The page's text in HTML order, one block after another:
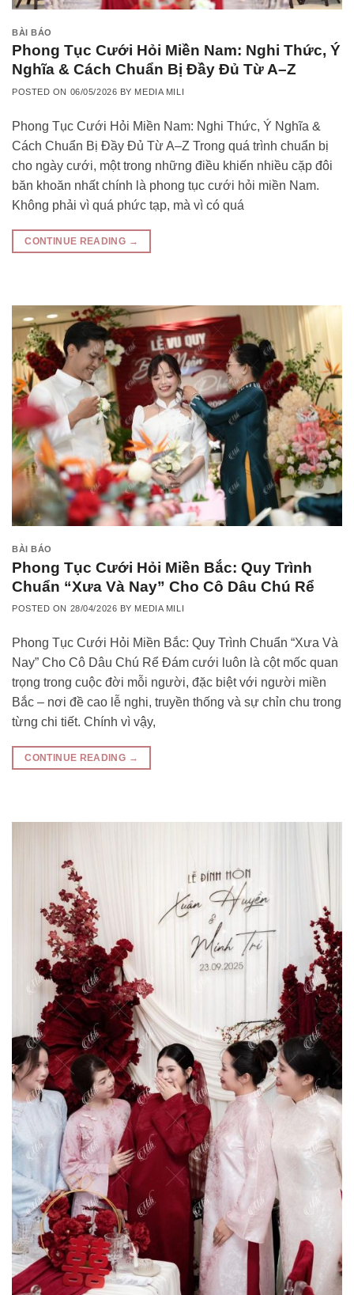
BÀI BÁO
Phong Tục Cưới Hỏi Miền Nam: Nghi Thức, Ý
Nghĩa & Cách Chuẩn Bị Đầy Đủ Từ A–Z
POSTED ON 06/05/2026 BY MEDIA MILI
Phong Tục Cưới Hỏi Miền Nam: Nghi Thức, Ý Nghĩa &
Cách Chuẩn Bị Đầy Đủ Từ A–Z Trong quá trình chuẩn bị
cho ngày cưới, một trong những điều khiến nhiều cặp đôi
băn khoăn nhất chính là phong tục cưới hỏi miền Nam.
Không phải vì quá phức tạp, mà vì có quá
CONTINUE READING →
BÀI BÁO
Phong Tục Cưới Hỏi Miền Bắc: Quy Trình
Chuẩn “Xưa Và Nay” Cho Cô Dâu Chú Rể
POSTED ON 28/04/2026 BY MEDIA MILI
Phong Tục Cưới Hỏi Miền Bắc: Quy Trình Chuẩn “Xưa Và
Nay” Cho Cô Dâu Chú Rể Đám cưới luôn là cột mốc quan
trọng trong cuộc đời mỗi người, đặc biệt với người miền
Bắc – nơi đề cao lễ nghi, truyền thống và sự chỉn chu trong
từng chi tiết. Chính vì vậy,
CONTINUE READING →